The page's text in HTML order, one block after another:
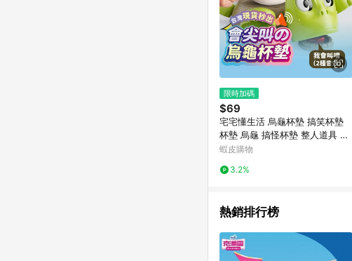
限時加碼
$69
宅宅懂生活 烏龜杯墊 搞笑杯墊
杯墊 烏龜 搞怪杯墊 整人道具 拍
照道具 交換禮物 生日禮物 送禮
蝦皮購物
3.2%
熱銷排行榜